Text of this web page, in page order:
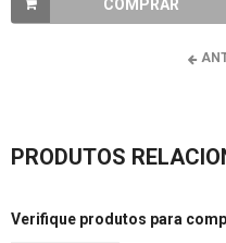
COMPRAR
PRODUTOS
Verifique produtos para